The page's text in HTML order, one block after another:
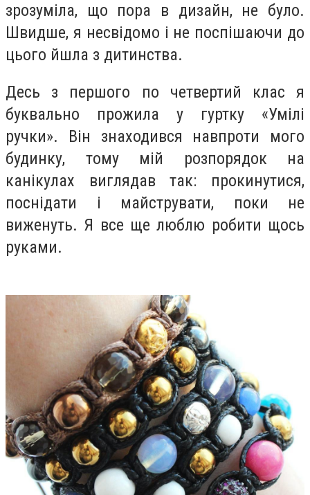
зрозуміла, що пора в дизайн, не було.
Швидше, я несвідомо і не поспішаючи до
цього йшла з дитинства.
Десь з першого по четвертий клас я
буквально прожила у гуртку «Умілі
ручки». Він знаходився навпроти мого
будинку, тому мій розпорядок на
канікулах виглядав так: прокинутися,
поснідати і майструвати, поки не
виженуть. Я все ще люблю робити щось
руками.